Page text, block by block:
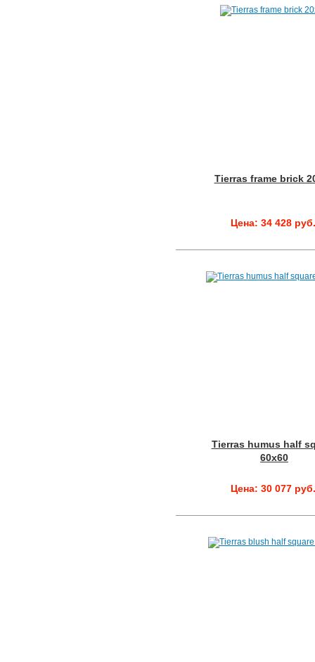
Tierras frame brick
Цена: 34 428 руб.
Tierras humus half
60x60
Цена: 30 077 руб.